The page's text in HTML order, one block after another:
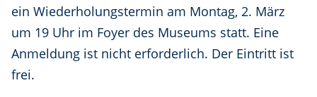
ein Wiederholungstermin am Montag, 2. März
um 19 Uhr im Foyer des Museums statt. Eine
Anmeldung ist nicht erforderlich. Der Eintritt ist
frei.